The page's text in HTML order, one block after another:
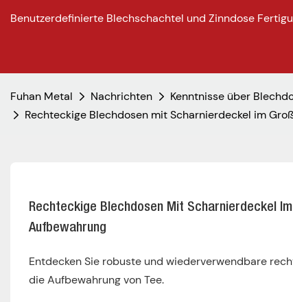
Benutzerdefinierte Blechschachtel und Zinndose
Fuhan Metal Nachrichten
Kenntnisse über
Rechteckige Blechdosen mit Scharnierdeckel im
Rechteckige Blechdosen Mit Scharnierdeckel
Aufbewahrung
Entdecken Sie robuste und wiederverwendbare
die Aufbewahrung von Tee.